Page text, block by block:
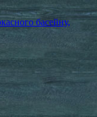
басейну,